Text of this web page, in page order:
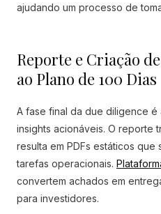
ajudando um processo de
Reporte e Criação
ao Plano de 100 Dias
A fase final da due diligence é
insights acionáveis. O reporte
resulta em PDFs estáticos
tarefas operacionais.
convertem achados em
para investidores.